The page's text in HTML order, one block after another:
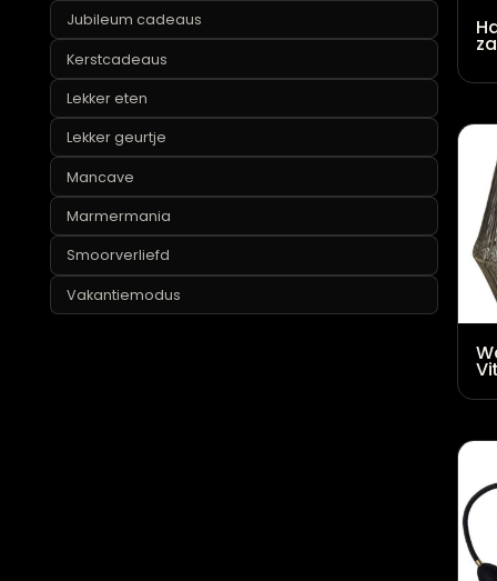
Dierenvriend
Housewarming cadeaus
Jubileum cadeaus
Kerstcadeaus
Lekker eten
Lekker geurtje
Mancave